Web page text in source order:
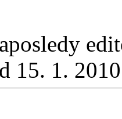
15. 1.